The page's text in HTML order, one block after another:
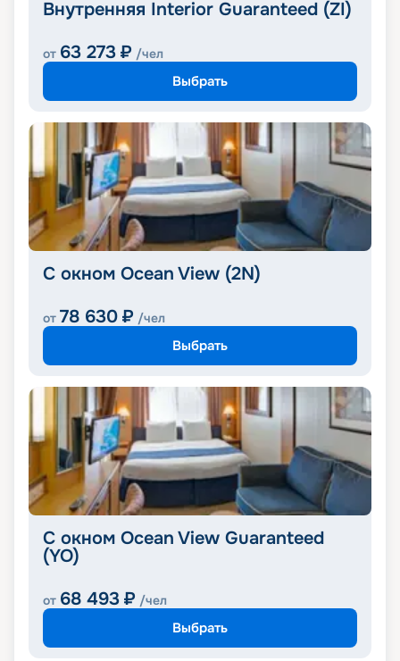
Внутренняя Interior Guaranteed (ZI)
от 63 273 ₽ /чел
Выбрать
С окном Ocean View (2N)
от 78 630 ₽ /чел
Выбрать
С окном Ocean View Guaranteed
(YO)
от 68 493 ₽ /чел
Выбрать